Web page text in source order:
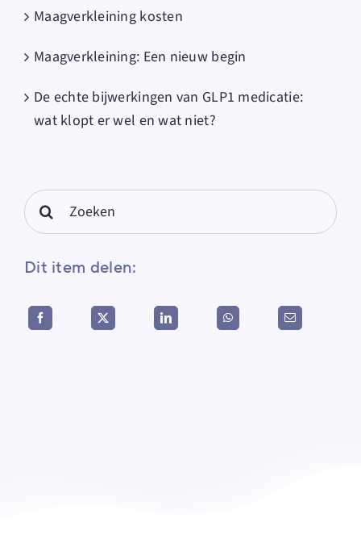
Maagverkleining kosten
Maagverkleining: Een nieuw begin
De echte bijwerkingen van GLP1 medicatie:
wat klopt er wel en wat niet?
Search
for:
Dit item delen: